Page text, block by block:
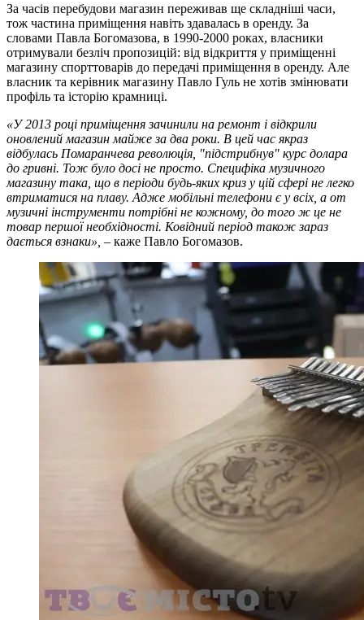
За часів перебудови магазин переживав ще складніші часи,
тож частина приміщення навіть здавалась в оренду. За
словами Павла Богомазова, в 1990-2000 роках, власники
отримували безліч пропозицій: від відкриття у приміщенні
магазину спорттоварів до передачі приміщення в оренду. Але
власник та керівник магазину Павло Гуль не хотів змінювати
профіль та історію крамниці.
«У 2013 році приміщення зачинили на ремонт і відкрили
оновлений магазин майже за два роки. В цей час якраз
відбулась Помаранчева революція, "підстрибнув" курс долара
до гривні. Тож було досі не просто. Специфіка музичного
магазину така, що в періоди будь-яких криз у цій сфері не легко
втриматися на плаву. Адже мобільні телефони є у всіх, а от
музичні інструменти потрібні не кожному, до того ж це не
товар першої необхідності. Ковідний період також зараз
дається взнаки», – каже Павло Богомазов.